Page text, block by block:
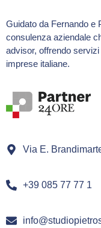
Guidato da Fernando e
consulenza aziendale
advisor, offrendo
imprese italiane.
Via E.
+39 085 77 77 1